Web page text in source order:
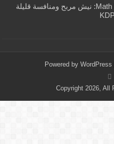
Math Pyramid Puzzle: نيش مربح ومنافسة قليلة
Powered by WordPress